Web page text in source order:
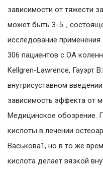
зависимости от тяжести
может быть 3-5. ,
исследование
306 пациентов с ОА
Kellgren-Lawrence, Гауэрт
внутрисуставном введении:
зависимость эффекта от
Медицинское обозрение.
кислоты в лечении
Васькова1, но в то же
кислота делает вязкой